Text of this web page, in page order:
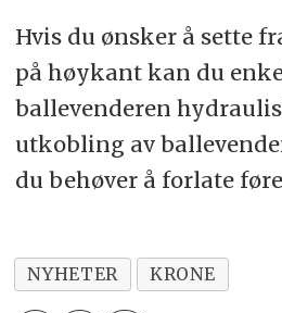
Hvis du ønsker å sette
på høykant kan du
ballevenderen
utkobling av
du behøver å forlate
NYHETER KRONE